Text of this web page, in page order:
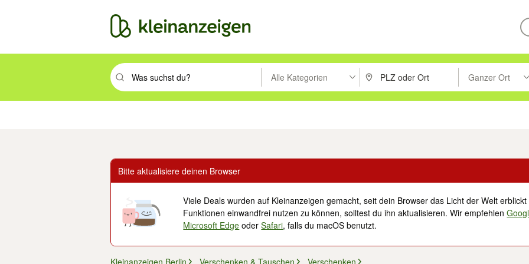
Suchbegriff eingeben. Eingabetaste drücken um zu suchen, oder Vorschläge mit den Pfeiltasten nach oben/
Alle Kategorien PLZ oder Ort eingeben. Eingabetaste
Ganzer Ort
Suche im
Bitte aktualisiere deinen Browser
Viele Deals wurden auf Kleinanzeigen gemacht, seit dein Browser das Licht der Welt
Funktionen einwandfrei nutzen zu können, solltest du ihn aktualisieren. Wir empfehlen
Microsoft Edge oderSafari, falls du macOS benutzt.
Kleinanzeigen Berlin Verschenken & Tauschen Verschenken